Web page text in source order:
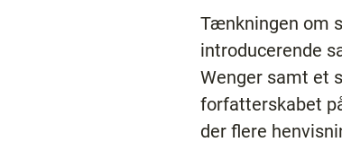
Tænkningen om
introducerende
Wenger samt et
forfatterskabet
der flere